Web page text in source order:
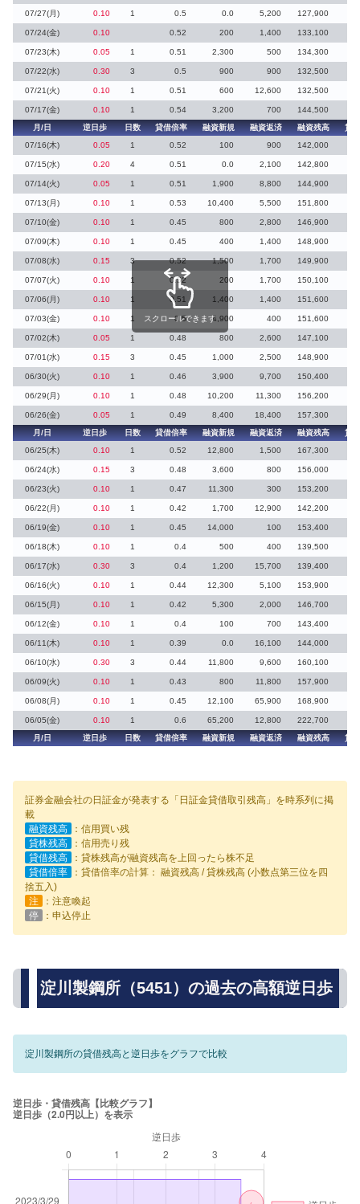
07/27(月) 0.10 1 0.5 0.0 5,200 127,900
07/24(金) 0.10 0.52 200 1,400 133,100
07/23(木) 0.05 1 0.51 2,300 500 134,300
07/22(水) 0.30 3 0.5 900 900 132,500
07/21(火) 0.10 1 0.51 600 12,600 132,500
07/17(金) 0.10 1 0.54 3,200 700
144,500
月/日
逆日歩 日数 貸借倍率 融資新規 融資返済 融資残高
貸
07/16(木)
0.05 1 0.52 100 900 142,000
07/15(水) 0.20 4 0.51 0.0 2,100 142,800
07/14(火) 0.05 1 0.51 1,900 8,800 144,900
07/13(月) 0.10 1 0.53 10,400 5,500 151,800
07/10(金) 0.10 1 0.45 800 2,800 146,900
07/09(木) 0.10 1 0.45 400 1,400 148,900
07/08(水) 0.15 3 0.52 1,500 1,700 149,900
07/07(火) 0.10 1 0.52 200 1,700 150,100
07/06(月) 0.10 1 0.51 1,400 1,400 151,600
07/03(金) 0.10 1 0.5 4,900 400 151,600
07/02(木) 0.05 1 0.48 800 2,600 147,100
07/01(水) 0.15 3 0.45 1,000 2,500 148,900
06/30(火) 0.10 1 0.46 3,900 9,700 150,400
06/29(月) 0.10 1 0.48 10,200 11,300 156,200
06/26(金) 0.05 1 0.49 8,400 18,400 157,300
月/日
逆日歩 日数 貸借倍率 融資新規 融資返済 融資残高
貸
06/25(木)
0.10 1 0.52 12,800 1,500 167,300
06/24(水) 0.15 3 0.48 3,600 800 156,000
06/23(火) 0.10 1 0.47 11,300 300 153,200
06/22(月) 0.10 1 0.42 1,700 12,900 142,200
06/19(金) 0.10 1 0.45 14,000 100 153,400
06/18(木) 0.10 1 0.4 500 400 139,500
06/17(水) 0.30 3 0.4 1,200 15,700 139,400
06/16(火) 0.10 1 0.44 12,300 5,100 153,900
06/15(月) 0.10 1 0.42 5,300 2,000 146,700
06/12(金) 0.10 1 0.4 100 700 143,400
06/11(木) 0.10 1 0.39 0.0 16,100 144,000
06/10(水) 0.30 3 0.44 11,800 9,600 160,100
06/09(火) 0.10 1 0.43 800 11,800 157,900
06/08(月) 0.10 1 0.45 12,100 65,900 168,900
06/05(金) 0.10 1 0.6 65,200 12,800
222,700
月/日
逆日歩 日数 貸借倍率 融資新規 融資返済 融資残高 貸
スクロールできます
証券金融会社の日証金が発表する「日証金貸借取引残高」を時系列に掲
載
融資残高
：信用買い残
貸株残高
：信用売り残
貸借残高
：貸株残高が融資残高を上回ったら株不足
貸借倍率
：貸借倍率の計算： 融資残高 / 貸株残高 (小数点第三位を四
捨五入)
注
：注意喚起
停
：申込停止
淀川製鋼所（5451）の過去の高額逆日歩
淀川製鋼所の貸借残高と逆日歩をグラフで比較